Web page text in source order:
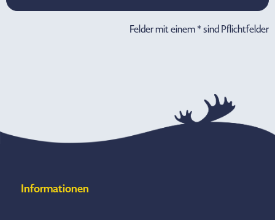
Felder mit einem * sind Pflichtfelder
Informationen